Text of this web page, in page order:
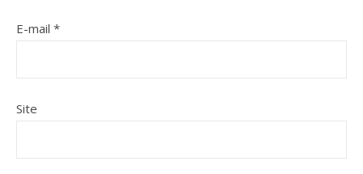
E-mail *
Site